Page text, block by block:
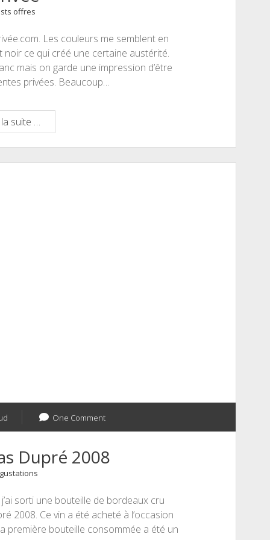
offres
Les couleurs me semblent en
noir ce qui créé une certaine austérité.
mais on garde une impression d’être
privées. Beaucoup…
suite …
One Comment
Dupré 2008
sorti une bouteille de bordeaux cru
2008. Ce vin a été acheté à l’occasion
première bouteille consommée a été un